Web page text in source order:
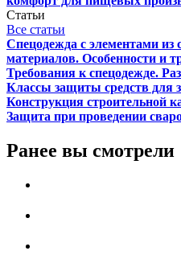
Статьи
Все статьи
Спецодежда с элементами
материалов. Особенности и
Требования к спецодежде.
Классы защиты средств для
Конструкция строительной
Защита при проведении
Ранее вы смотрели